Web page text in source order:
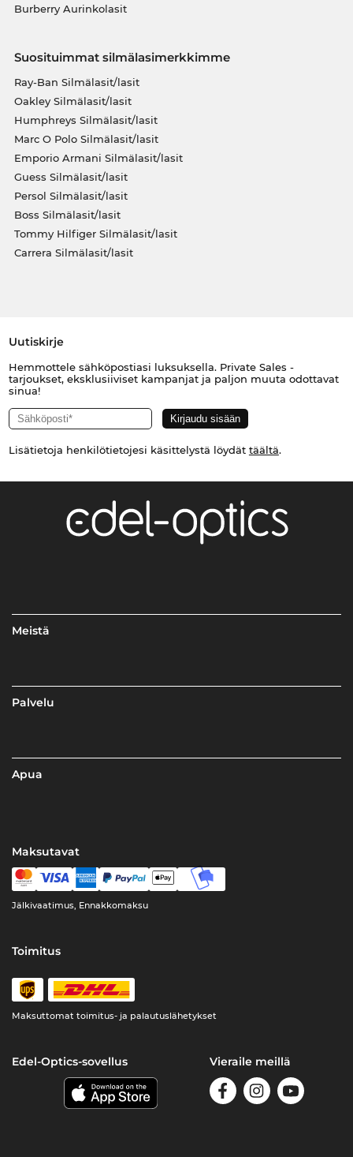
Burberry Aurinkolasit
Suosituimmat silmälasimerkkimme
Ray-Ban Silmälasit/lasit
Oakley Silmälasit/lasit
Humphreys Silmälasit/lasit
Marc O Polo Silmälasit/lasit
Emporio Armani Silmälasit/lasit
Guess Silmälasit/lasit
Persol Silmälasit/lasit
Boss Silmälasit/lasit
Tommy Hilfiger Silmälasit/lasit
Carrera Silmälasit/lasit
Uutiskirje
Hemmottele sähköpostiasi luksuksella. Private Sales -
tarjoukset, eksklusiiviset kampanjat ja paljon muuta odottavat
sinua!
Lisätietoja henkilötietojesi käsittelystä löydät täältä.
Meistä
Palvelu
Apua
Maksutavat
Jälkivaatimus, Ennakkomaksu
Toimitus
Maksuttomat toimitus- ja palautuslähetykset
Edel-Optics-sovellus Vieraile meillä